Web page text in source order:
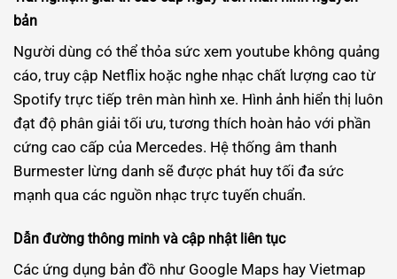
bản
Người dùng có thể thỏa sức xem youtube không quảng
cáo, truy cập Netflix hoặc nghe nhạc chất lượng cao từ
Spotify trực tiếp trên màn hình xe. Hình ảnh hiển thị luôn
đạt độ phân giải tối ưu, tương thích hoàn hảo với phần
cứng cao cấp của Mercedes. Hệ thống âm thanh
Burmester lừng danh sẽ được phát huy tối đa sức
mạnh qua các nguồn nhạc trực tuyến chuẩn.
Dẫn đường thông minh và cập nhật liên tục
Các ứng dụng bản đồ như Google Maps hay Vietmap